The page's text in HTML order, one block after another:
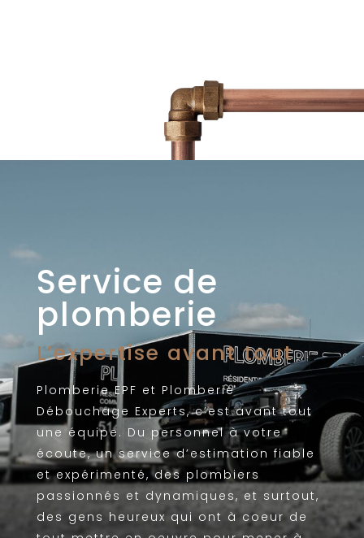
Service de
plomberie
L’expertise avant tout
Plomberie EPF et Plomberie
Débouchage Experts, c’est avant tout
une équipe. Du personnel à votre
écoute, un service d’estimation fiable
et expérimenté, des plombiers
passionnés et dynamiques, et surtout,
des gens heureux qui ont à coeur de